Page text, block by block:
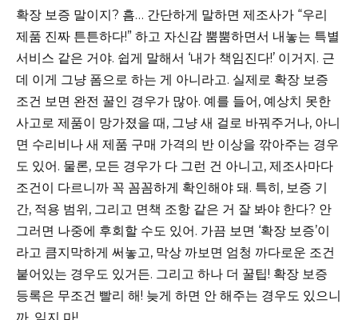
확장 보증 말이지? 흠… 간단하게 말하면 제조사가 “우리
제품 진짜 튼튼하다!” 하고 자신감 뿜뿜하면서 내놓는 특별
서비스 같은 거야. 쉽게 말해서 ‘내가 책임진다!’ 이거지. 근
데 이게 그냥 폼으로 하는 게 아니라고. 실제로 확장 보증
조건 보면 완전 꿀인 경우가 많아. 예를 들어, 예상치 못한
사고로 제품이 망가졌을 때, 그냥 새 걸로 바꿔주거나, 아니
면 수리비나 새 제품 구매 가격의 반 이상을 깎아주는 경우
도 있어. 물론, 모든 경우가 다 그런 건 아니고, 제조사마다
조건이 다르니까 꼭 꼼꼼하게 확인해야 돼. 특히, 보증 기
간, 적용 범위, 그리고 면책 조항 같은 거 잘 봐야 한다? 안
그러면 나중에 후회할 수도 있어. 가끔 보면 ‘확장 보증’이
라고 큼지막하게 써놓고, 막상 까보면 엄청 까다로운 조건
붙어있는 경우도 있거든. 그리고 하나 더 꿀팁! 확장 보증
등록은 무조건 빨리 해! 늦게 하면 안 해주는 경우도 있으니